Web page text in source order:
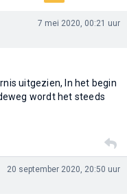
7 mei 2020, 00:21 uur
uitgezien, In het begin
wordt het steeds
20 september 2020, 20:50 uur